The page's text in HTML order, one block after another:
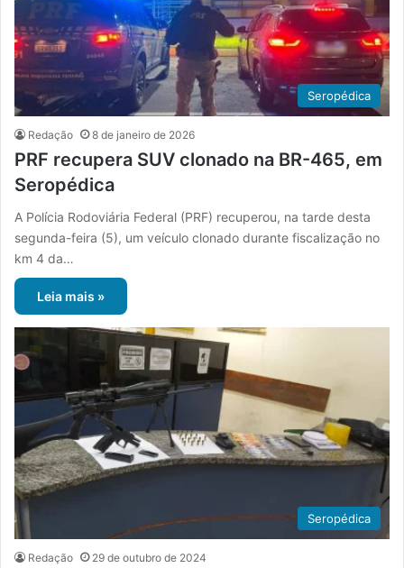
Seropédica
Redação 8 de janeiro de 2026
PRF recupera SUV clonado na BR-465, em
Seropédica
A Polícia Rodoviária Federal (PRF) recuperou, na tarde desta
segunda-feira (5), um veículo clonado durante fiscalização no
km 4 da…
Leia mais »
Seropédica
Redação 29 de outubro de 2024